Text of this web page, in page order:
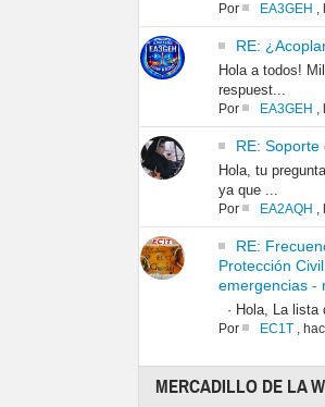
Por EA3GEH ,
RE:
Hola a todos!
respuest...
Por EA3GEH ,
RE: Soporte
Hola, tu
ya que ...
Por EA2AQH ,
RE:
Protección
emergencias -
· Hola, La lista
Por EC1T,
MERCADILLO DE LA